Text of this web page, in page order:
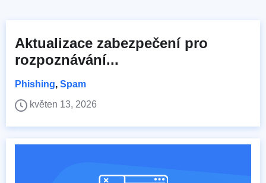
Aktualizace zabezpečení pro
rozpoznávání...
Phishing, Spam
květen 13, 2026